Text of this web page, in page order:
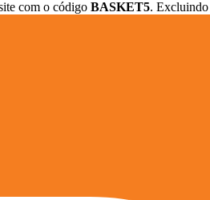
com o código BASKET5. Excluindo